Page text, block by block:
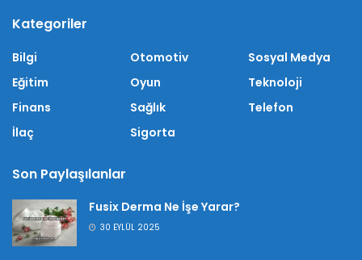
Kategoriler
Bilgi
Eğitim
Finans
İlaç
Otomotiv
Oyun
Sağlık
Sigorta
Sosyal Medya
Teknoloji
Telefon
Son Paylaşılanlar
Fusix Derma Ne İşe Yarar?
30 EYLÜL 2025